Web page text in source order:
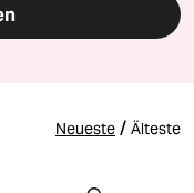
Neueste / Älteste